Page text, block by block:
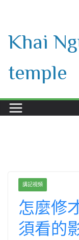
content
Khai
temple
講記視頻
怎麼修
須看的